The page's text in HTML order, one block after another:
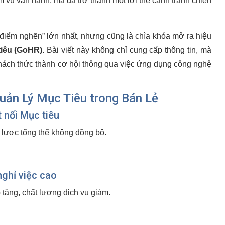
nghẽn” lớn nhất, nhưng cũng là chìa khóa mở ra hiệu
(GoHR). Bài viết này không chỉ cung cấp thông tin, mà
thức thành cơ hội thông qua việc ứng dụng công nghệ
Lý Mục Tiêu trong Bán Lẻ
nối Mục tiêu
tổng thể không đồng bộ.
việc cao
chất lượng dịch vụ giảm.